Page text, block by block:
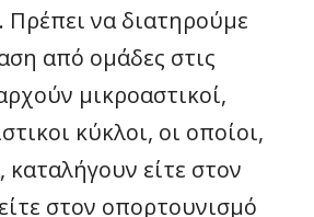
Πρέπει να διατηρούμε
από ομάδες στις
μικροαστικοί,
κύκλοι, οι οποίοι,
καταλήγουν είτε στον
στον οπορτουνισμό